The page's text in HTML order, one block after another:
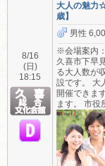
8/16
(日)
18:15
大人の魅力
歳】
男性
※会場案内
久喜市下早
る大人数が
設です。 大
開催できま
ます。 市役